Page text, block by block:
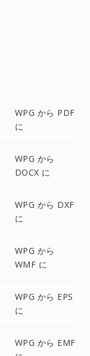
WPG から PDF
に
WPG から
DOCX に
WPG から DXF
に
WPG から
WMF に
WPG から EPS
に
WPG から EMF